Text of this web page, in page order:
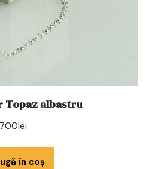
Topaz albastru
700lei
în coș